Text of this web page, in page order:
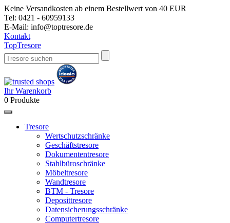
Keine Versandkosten ab einem Bestellwert von 40 EUR
Tel: 0421 - 60959133
E-Mail: info@toptresore.de
Kontakt
TopTresore
Ihr Warenkorb
0 Produkte
Tresore
Wertschutzschränke
Geschäftstresore
Dokumententresore
Stahlbüroschränke
Möbeltresore
Wandtresore
BTM - Tresore
Deposittresore
Datensicherungsschränke
Computertresore